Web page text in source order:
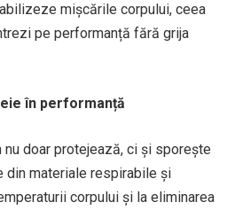
mișcările corpului, ceea
pe performanță fără grija
în performanță
doar protejează, ci și sporește
din materiale respirabile și
corpului și la eliminarea